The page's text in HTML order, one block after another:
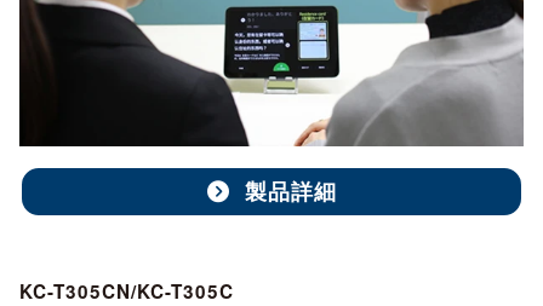
製品詳細
KC-T305CN/KC-T305C